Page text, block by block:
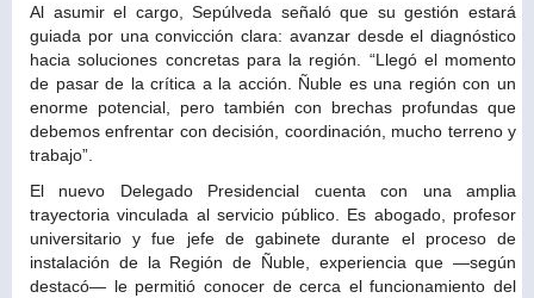
Al asumir el cargo, Sepúlveda señaló que su gestión estará
guiada por una convicción clara: avanzar desde el diagnóstico
hacia soluciones concretas para la región. “Llegó el momento
de pasar de la crítica a la acción. Ñuble es una región con un
enorme potencial, pero también con brechas profundas que
debemos enfrentar con decisión, coordinación, mucho terreno y
trabajo”.
El nuevo Delegado Presidencial cuenta con una amplia
trayectoria vinculada al servicio público. Es abogado, profesor
universitario y fue jefe de gabinete durante el proceso de
instalación de la Región de Ñuble, experiencia que —según
destacó— le permitió conocer de cerca el funcionamiento del